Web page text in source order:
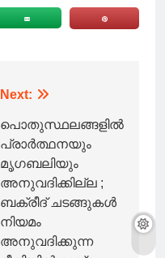
Next:
പൊതുസ്ഥലങ്ങളിൽ
പ്രാർത്ഥനയും
മൃഗബലിയും
അനുവദിക്കില്ല ;
ബക്രീദ് ചടങ്ങുകൾ
നിയമം
അനുവദിക്കുന്ന